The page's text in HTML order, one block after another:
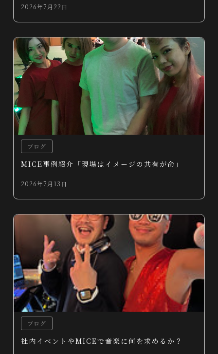
2026年7月22日
ブログ
MICE事例紹介「現場はイメージの共有が命」
2026年7月13日
ブログ
社内イベントやMICEで音楽に何を求めるか？